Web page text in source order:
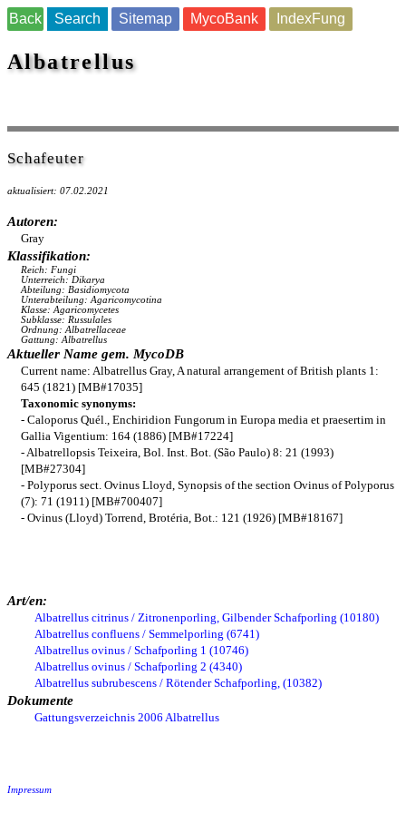
Back Search Sitemap MycoBank IndexFung
Albatrellus
Schafeuter
aktualisiert: 07.02.2021
Autoren:
Gray
Klassifikation:
Reich: Fungi
Unterreich: Dikarya
Abteilung: Basidiomycota
Unterabteilung: Agaricomycotina
Klasse: Agaricomycetes
Subklasse: Russulales
Ordnung: Albatrellaceae
Gattung: Albatrellus
Aktueller Name gem. MycoDB
Current name: Albatrellus Gray, A natural arrangement of British plants 1:
645 (1821) [MB#17035]
Taxonomic synonyms:
- Caloporus Quél., Enchiridion Fungorum in Europa media et praesertim in
Gallia Vigentium: 164 (1886) [MB#17224]
- Albatrellopsis Teixeira, Bol. Inst. Bot. (São Paulo) 8: 21 (1993)
[MB#27304]
- Polyporus sect. Ovinus Lloyd, Synopsis of the section Ovinus of Polyporus
(7): 71 (1911) [MB#700407]
- Ovinus (Lloyd) Torrend, Brotéria, Bot.: 121 (1926) [MB#18167]
Art/en:
Albatrellus citrinus / Zitronenporling, Gilbender Schafporling (10180)
Albatrellus confluens / Semmelporling (6741)
Albatrellus ovinus / Schafporling 1 (10746)
Albatrellus ovinus / Schafporling 2 (4340)
Albatrellus subrubescens / Rötender Schafporling, (10382)
Dokumente
Gattungsverzeichnis 2006 Albatrellus
Impressum